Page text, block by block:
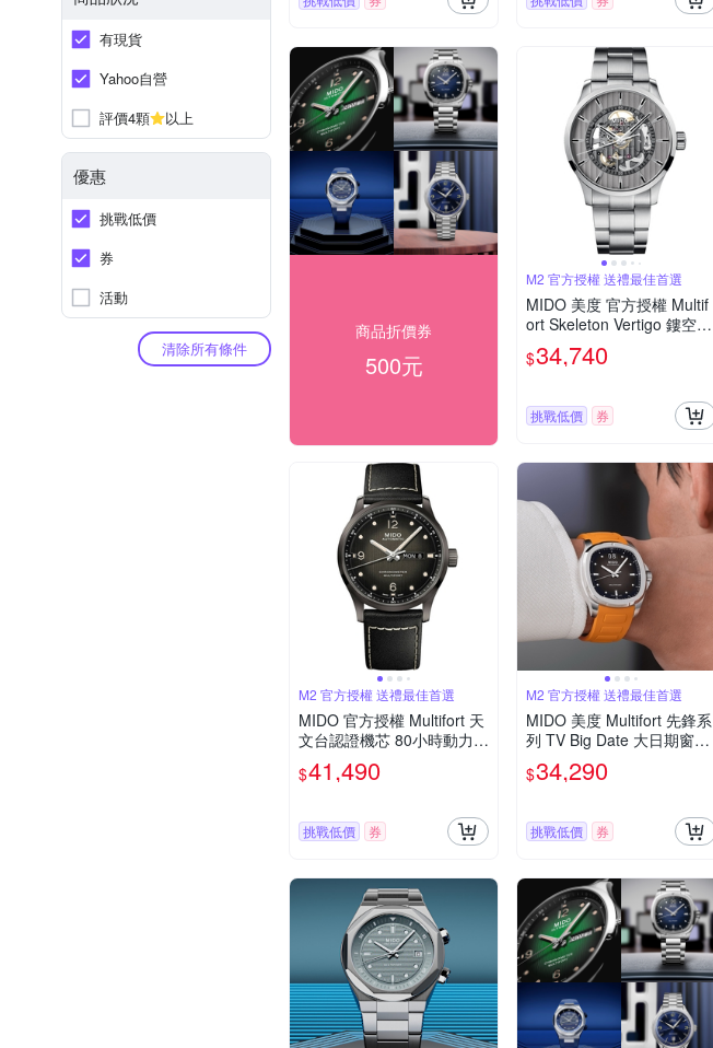
有現貨
Yahoo自營
評價4顆
以上
優惠
挑戰低價
券
活動
清除所有條件
商品折價券
500元
M2 官方授權 送禮最佳首選
MIDO 美度 官方授權 Multif
ort Skeleton Vertigo 鏤空機
械錶-M0384361103100/42
mm
$34,740
挑戰低價 券
M2 官方授權 送禮最佳首選
MIDO 官方授權 Multifort 天
文台認證機芯 80小時動力機
械錶M0384313605700/42
mm
$41,490
挑戰低價 券
M2 官方授權 送禮最佳首選
MIDO 美度 Multifort 先鋒系
列 TV Big Date 大日期窗機
械錶-M0495261708100/40
mm
$34,290
挑戰低價 券